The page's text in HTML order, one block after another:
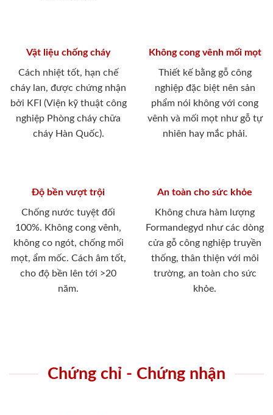
Vật liệu chống cháy
Cách nhiệt tốt, hạn chế
cháy lan, được chứng nhận
bởi KFI (Viện kỹ thuật công
nghiệp Phòng cháy chữa
cháy Hàn Quốc).
Không cong vênh mối mọt
Thiết kế bằng gỗ công
nghiệp đặc biệt nên sản
phẩm nói không với cong
vênh và mối mọt như gỗ tự
nhiên hay mắc phải.
Độ bền vượt trội
Chống nước tuyệt đối
100%. Không cong vênh,
không co ngót, chống mối
mọt, ẩm mốc. Cách âm tốt,
cho độ bền lên tới >20
năm.
An toàn cho sức khỏe
Không chưa hàm lượng
Formandegyd như các dòng
cửa gỗ công nghiệp truyền
thống, thân thiện với môi
trường, an toàn cho sức
khỏe.
Chứng chỉ - Chứng nhận